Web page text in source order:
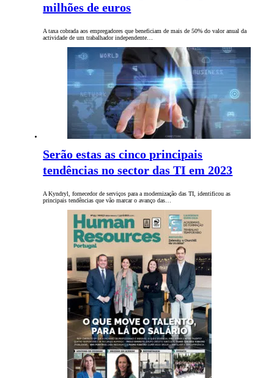
milhões de euros
A taxa cobrada aos empregadores que beneficiam de mais de 50% do valor anual da
actividade de um trabalhador independente…
Serão estas as cinco principais
tendências no sector das TI em 2023
A Kyndryl, fornecedor de serviços para a modernização das TI, identificou as
principais tendências que vão marcar o avanço das…